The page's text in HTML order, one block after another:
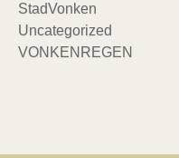
StadVonken
Uncategorized
VONKENREGEN